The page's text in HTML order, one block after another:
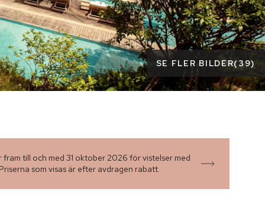
SE FLER BILDER(39)
till och med 31 oktober 2026 för vistelser med
som visas är efter avdragen rabatt.